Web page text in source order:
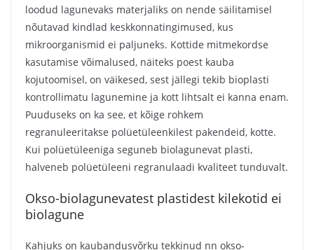
loodud lagunevaks materjaliks on nende säilitamisel
nõutavad kindlad keskkonnatingimused, kus
mikroorganismid ei paljuneks. Kottide mitmekordse
kasutamise võimalused, näiteks poest kauba
kojutoomisel, on väikesed, sest jällegi tekib bioplasti
kontrollimatu lagunemine ja kott lihtsalt ei kanna enam.
Puuduseks on ka see, et kõige rohkem
regranuleeritakse polüetüleenkilest pakendeid, kotte.
Kui polüetüleeniga seguneb biolagunevat plasti,
halveneb polüetüleeni regranulaadi kvaliteet tunduvalt.
Okso-biolagunevatest plastidest kilekotid ei
biolagune
Kahjuks on kaubandusvõrku tekkinud nn okso-